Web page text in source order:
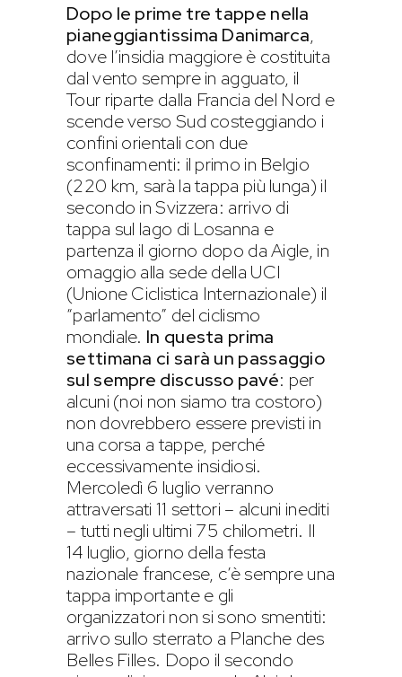
Dopo le prime tre tappe nella
pianeggiantissima Danimarca,
dove l’insidia maggiore è costituita
dal vento sempre in agguato, il
Tour riparte dalla Francia del Nord e
scende verso Sud costeggiando i
confini orientali con due
sconfinamenti: il primo in Belgio
(220 km, sarà la tappa più lunga) il
secondo in Svizzera: arrivo di
tappa sul lago di Losanna e
partenza il giorno dopo da Aigle, in
omaggio alla sede della UCI
(Unione Ciclistica Internazionale) il
“parlamento” del ciclismo
mondiale. In questa prima
settimana ci sarà un passaggio
sul sempre discusso pavé: per
alcuni (noi non siamo tra costoro)
non dovrebbero essere previsti in
una corsa a tappe, perché
eccessivamente insidiosi.
Mercoledì 6 luglio verranno
attraversati 11 settori – alcuni inediti
– tutti negli ultimi 75 chilometri. Il
14 luglio, giorno della festa
nazionale francese, c’è sempre una
tappa importante e gli
organizzatori non si sono smentiti:
arrivo sullo sterrato a Planche des
Belles Filles. Dopo il secondo